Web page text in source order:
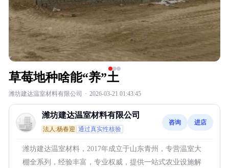
草莓地种啥能“养”土
潍坊建达温室材料有限公司 · 2026-03-21 01:43:45
潍坊建达温室材料有限公司
法人:杨春迎 通过真实性核验
咨询 进店
潍坊建达温室材料，2017年成立于山东青州，专营温室大
棚全系列，经验丰富，专业权威，提供一站式农业设施解